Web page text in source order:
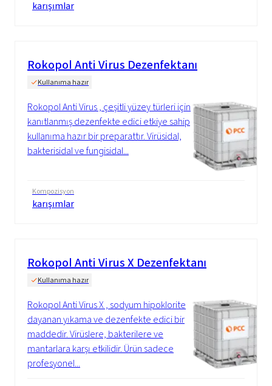
karışımlar
Rokopol Anti Virus Dezenfektanı
Kullanıma hazır
Rokopol Anti Virus , çeşitli yüzey türleri için
kanıtlanmış dezenfekte edici etkiye sahip
kullanıma hazır bir preparattır. Virüsidal,
bakterisidal ve fungisidal...
Kompozisyon
karışımlar
Rokopol Anti Virus X Dezenfektanı
Kullanıma hazır
Rokopol Anti Virus X , sodyum hipoklorite
dayanan yıkama ve dezenfekte edici bir
maddedir. Virüslere, bakterilere ve
mantarlara karşı etkilidir. Ürün sadece
profesyonel...